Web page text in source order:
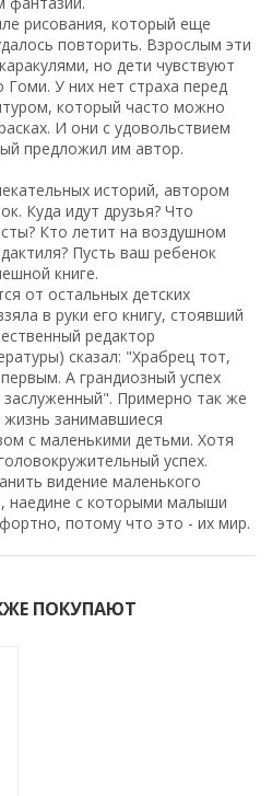
рисования, который еще
повторить. Взрослым эти
но дети чувствуют
У них нет страха перед
который часто можно
И они с удовольствием
предложил им автор.
историй, автором
Куда идут друзья? Что
Кто летит на воздушном
Пусть ваш ребенок
книге.
от остальных детских
в руки его книгу, стоявший
редактор
сказал: "Храбрец тот,
А грандиозный успех
заслуженный". Примерно так же
занимавшиеся
с маленькими детьми. Хотя
успех.
видение маленького
наедине с которыми малыши
потому что это - их мир.
ПОКУПАЮТ